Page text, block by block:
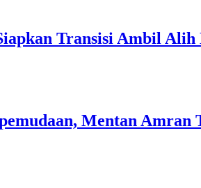
Transisi Ambil Alih
Mentan